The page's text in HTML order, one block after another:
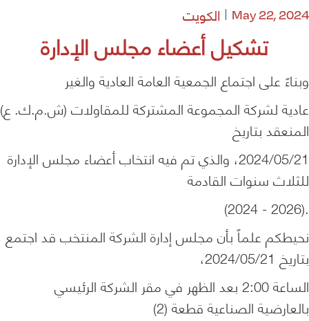
تشكيل أعضاء مجلس الإدارة
May 22, 2024 الكويت
وبناءً على اجتماع الجمعية العامة العادية والغير
عادية لشركة المجموعة المشتركة للمقاولات (ش.م.ك. ع)
المنعقد بتاريخ
2024/05/21، والذي تم فيه انتخاب أعضاء مجلس الإدارة
للثلاث سنوات القادمة
.(2026 - 2024)
نحيطكم علماً بأن مجلس إدارة الشركة المنتخب قد اجتمع
بتاريخ 2024/05/21،
الساعة 2:00 بعد الظهر في مقر الشركة الرئيسي
بالعارضية الصناعية قطعة (2)